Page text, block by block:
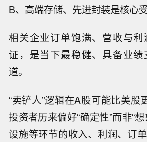
B、高端存储、先进封装是核心
相关企业订单饱满、营收与
证，是当下最稳健、具备业
道。
“卖铲人”逻辑在A股可能比美股
投资者历来偏好“确定性”而非“
设施等环节的收入、利润、订